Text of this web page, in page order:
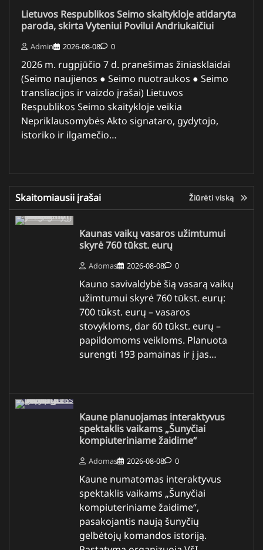
Lietuvos Respublikos Seimo skaitykloje atidaryta
paroda, skirta Vyteniui Povilui Andriukaičiui
Admin 2026-08-08 0
2026 m. rugpjūčio 7 d. pranešimas žiniasklaidai
(Seimo naujienos ● Seimo nuotraukos ● Seimo
transliacijos ir vaizdo įrašai) Lietuvos
Respublikos Seimo skaitykloje veikia
Nepriklausomybės Akto signataro, gydytojo,
istoriko ir ilgamečio…
Skaitomiausii įrašai Žiūrėti viską
Kaunas vaikų vasaros užimtumui
skyrė 760 tūkst. eurų
Adomas 2026-08-08 0
Kauno savivaldybė šią vasarą vaikų
užimtumui skyrė 760 tūkst. eurų:
700 tūkst. eurų – vasaros
stovykloms, dar 60 tūkst. eurų –
papildomoms veikloms. Planuota
surengti 193 pamainas ir į jas…
Kaune planuojamas interaktyvus
spektaklis vaikams „Šunyčiai
kompiuteriniame žaidime“
Adomas 2026-08-08 0
Kaune numatomas interaktyvus
spektaklis vaikams „Šunyčiai
kompiuteriniame žaidime“,
pasakojantis naują šunyčių
gelbėtojų komandos istoriją.